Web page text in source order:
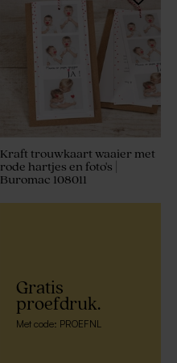
Gratis
proefdruk.
Met code: PROEFNL
Kraft trouwkaart waaier met
rode hartjes en foto's |
Buromac 108011